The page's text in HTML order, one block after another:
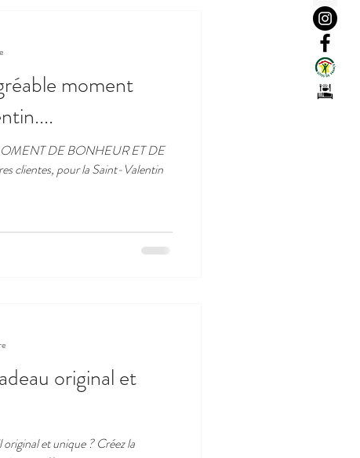
moment
DE BONHEUR ET DE
clientes, pour la Saint-Valentin
original et
et unique ? Créez la